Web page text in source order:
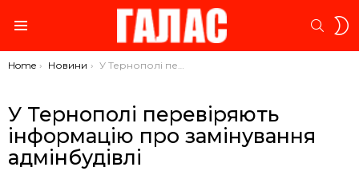
You are here:
Home Новини У Тернополі перевіряють інформацію про замінування адмінбудівлі
У Тернополі перевіряють
інформацію про замінування
адмінбудівлі